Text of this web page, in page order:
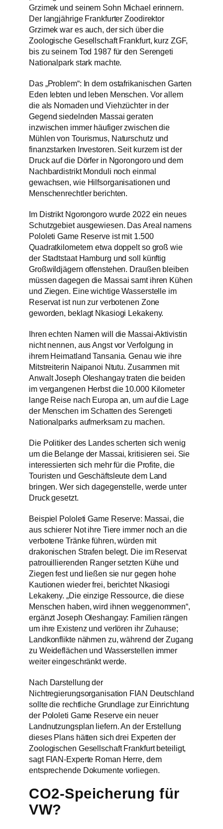
Grzimek und seinem Sohn Michael erinnern.
Der langjährige Frankfurter Zoodirektor
Grzimek war es auch, der sich über die
Zoologische Gesellschaft Frankfurt, kurz ZGF,
bis zu seinem Tod 1987 für den Serengeti
Nationalpark stark machte.
Das „Problem“: In dem ostafrikanischen Garten
Eden lebten und leben Menschen. Vor allem
die als Nomaden und Viehzüchter in der
Gegend siedelnden Massai geraten
inzwischen immer häufiger zwischen die
Mühlen von Tourismus, Naturschutz und
finanzstarken Investoren. Seit kurzem ist der
Druck auf die Dörfer in Ngorongoro und dem
Nachbardistrikt Monduli noch einmal
gewachsen, wie Hilfsorganisationen und
Menschenrechtler berichten.
Im Distrikt Ngorongoro wurde 2022 ein neues
Schutzgebiet ausgewiesen. Das Areal namens
Pololeti Game Reserve ist mit 1.500
Quadratkilometern etwa doppelt so groß wie
der Stadtstaat Hamburg und soll künftig
Großwildjägern offenstehen. Draußen bleiben
müssen dagegen die Massai samt ihren Kühen
und Ziegen. Eine wichtige Wasserstelle im
Reservat ist nun zur verbotenen Zone
geworden, beklagt Nkasiogi Lekakeny.
Ihren echten Namen will die Massai-Aktivistin
nicht nennen, aus Angst vor Verfolgung in
ihrem Heimatland Tansania. Genau wie ihre
Mitstreiterin Naipanoi Ntutu. Zusammen mit
Anwalt Joseph Oleshangay traten die beiden
im vergangenen Herbst die 10.000 Kilometer
lange Reise nach Europa an, um auf die Lage
der Menschen im Schatten des Serengeti
Nationalparks aufmerksam zu machen.
Die Politiker des Landes scherten sich wenig
um die Belange der Massai, kritisieren sei. Sie
interessierten sich mehr für die Profite, die
Touristen und Geschäftsleute dem Land
bringen. Wer sich dagegenstelle, werde unter
Druck gesetzt.
Beispiel Pololeti Game Reserve: Massai, die
aus schierer Not ihre Tiere immer noch an die
verbotene Tränke führen, würden mit
drakonischen Strafen belegt. Die im Reservat
patrouillierenden Ranger setzten Kühe und
Ziegen fest und ließen sie nur gegen hohe
Kautionen wieder frei, berichtet Nkasiogi
Lekakeny. „Die einzige Ressource, die diese
Menschen haben, wird ihnen weggenommen“,
ergänzt Joseph Oleshangay: Familien rängen
um ihre Existenz und verlören ihr Zuhause;
Landkonflikte nähmen zu, während der Zugang
zu Weideflächen und Wasserstellen immer
weiter eingeschränkt werde.
Nach Darstellung der
Nichtregierungsorganisation FIAN Deutschland
sollte die rechtliche Grundlage zur Einrichtung
der Pololeti Game Reserve ein neuer
Landnutzungsplan liefern. An der Erstellung
dieses Plans hätten sich drei Experten der
Zoologischen Gesellschaft Frankfurt beteiligt,
sagt FIAN-Experte Roman Herre, dem
entsprechende Dokumente vorliegen.
CO2-Speicherung für
VW?